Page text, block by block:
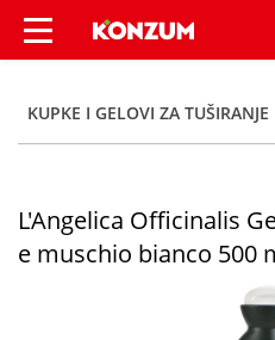
L'Angelica
KUPKE I GELOVI ZA TUŠIRANJE
L'Angelica Officinalis
e muschio bianco 500